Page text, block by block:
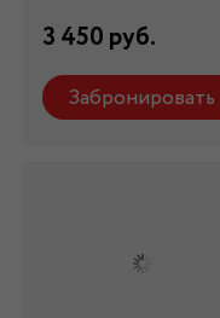
3 450 руб.
Забронировать